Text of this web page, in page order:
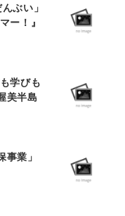
ぶい」
ー！』
学びも
美半島
業」